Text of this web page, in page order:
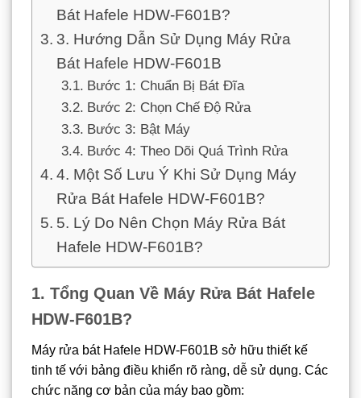
Bát Hafele HDW-F601B?
3. Hướng Dẫn Sử Dụng Máy Rửa
Bát Hafele HDW-F601B
Bước 1: Chuẩn Bị Bát Đĩa
Bước 2: Chọn Chế Độ Rửa
Bước 3: Bật Máy
Bước 4: Theo Dõi Quá Trình Rửa
4. Một Số Lưu Ý Khi Sử Dụng Máy
Rửa Bát Hafele HDW-F601B?
5. Lý Do Nên Chọn Máy Rửa Bát
Hafele HDW-F601B?
1. Tổng Quan Về Máy Rửa Bát Hafele
HDW-F601B?
Máy rửa bát Hafele HDW-F601B sở hữu thiết kế
tinh tế với bảng điều khiển rõ ràng, dễ sử dụng. Các
chức năng cơ bản của máy bao gồm: